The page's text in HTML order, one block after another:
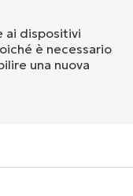
ai dispositivi
è necessario
una nuova